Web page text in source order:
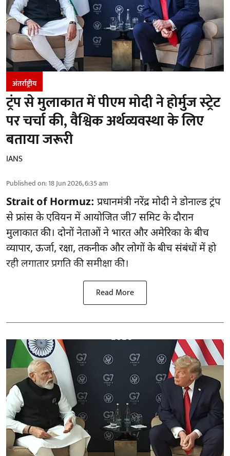
अंतर्राष्ट्रीय
ट्रंप से मुलाकात में पीएम मोदी ने होर्मुज स्‍ट्रेट
पर चर्चा की, वैश्विक अर्थव्यवस्था के लिए
बताया जरूरी
IANS
Published on:18 Jun 2026, 6:35 am
Strait of Hormuz: प्रधानमंत्री नरेंद्र मोदी ने डोनाल्‍ड ट्रंप
से फ्रांस के एवियन में आयोजित जी7 सम‍िट के दौरान
मुलाकात की। दोनों नेताओं ने भारत और अमेरिका के बीच
व्यापार, ऊर्जा, रक्षा, तकनीक और लोगों के बीच संबंधों में हो
रही लगातार प्रगति की समीक्षा की।
Read More